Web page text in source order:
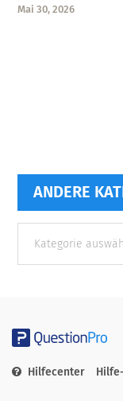
Mai 30, 2026
ANDERE
Kategorien
Hilfecenter